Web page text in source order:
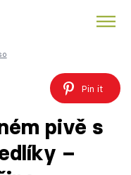
Pin it
pivě s
–